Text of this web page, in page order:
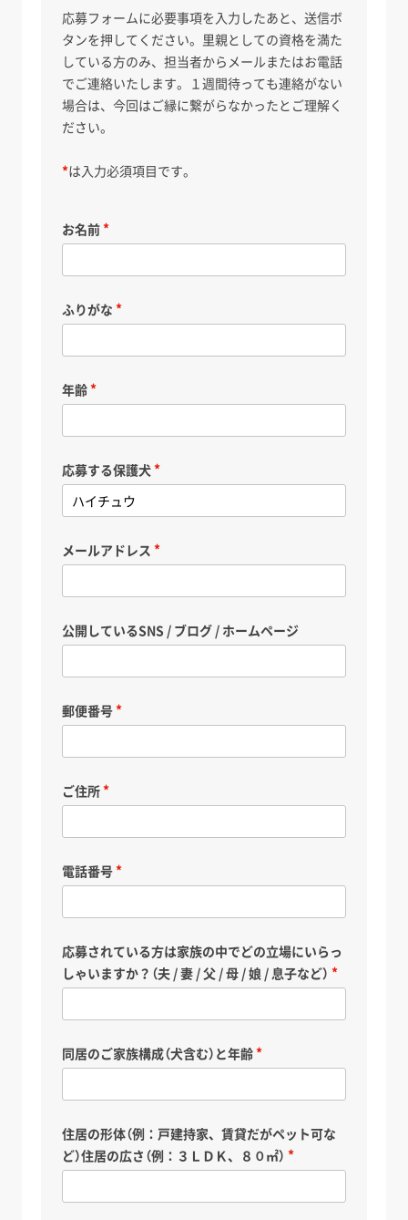
応募フォームに必要事項を入力したあと、送信ボ
タンを押してください。里親としての資格を満た
している方のみ、担当者からメールまたはお電話
でご連絡いたします。１週間待っても連絡がない
場合は、今回はご縁に繋がらなかったとご理解く
ださい。
*は入力必須項目です。
お名前
ふりがな
年齢
応募する保護犬
メールアドレス
公開しているSNS / ブログ / ホームページ
郵便番号
ご住所
電話番号
応募されている方は家族の中でどの立場にいらっ
しゃいますか？（夫 / 妻 / 父 / 母 / 娘 / 息子など）
同居のご家族構成（犬含む）と年齢
住居の形体（例：戸建持家、賃貸だがペット可な
ど）住居の広さ（例：３ＬＤＫ、８０㎡）